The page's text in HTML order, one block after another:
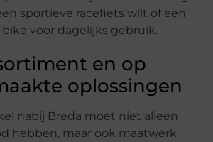
sportieve racefiets wilt of een
voor dagelijks gebruik.
en op
oplossingen
nabij Breda moet niet alleen
hebben, maar ook maatwerk